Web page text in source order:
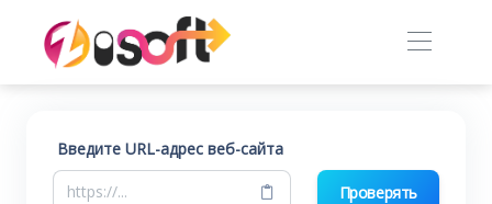
Введите URL-адрес веб-сайта
Проверять